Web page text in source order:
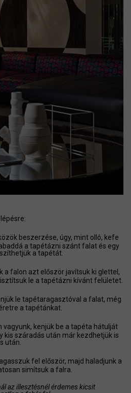
beszerzése, úgy, mint olló, kefe
a tapétázni szánt falat és egy
a tapétát.
a falon azt először javítsuk ki glettel,
le a tapétázni kívánt felületet.
le tapétaragasztóval a falat, még
a tapétánkat.
kenjük be a tapéta hátulját
kis száradás után már kezdhetjük is
után.
fel először, majd haladjunk a
simítsuk a falra.
az illesztésnél érdemes kicsit